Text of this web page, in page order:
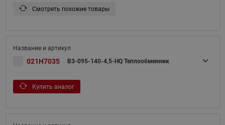
Смотреть похожие товары
021H7035 B3-095-140-4,5-HQ Теплообменник
Купить аналог